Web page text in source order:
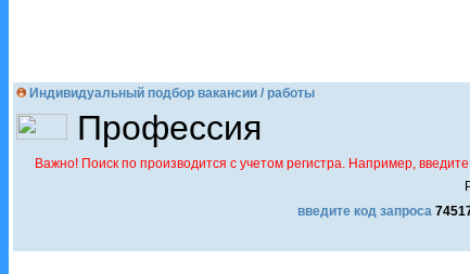
Индивидуальный подбор вакансии / работы
Профессия
Важно! Поиск по производится с учетом регистра. Например,
введите код запроса